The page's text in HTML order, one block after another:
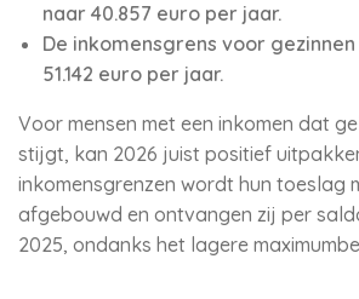
naar 40.857 euro per jaar.
De inkomensgrens voor
51.142 euro per jaar.
Voor mensen met een inkomen dat
stijgt, kan 2026 juist positief
inkomensgrenzen wordt hun toeslag
afgebouwd en ontvangen zij per
2025, ondanks het lagere